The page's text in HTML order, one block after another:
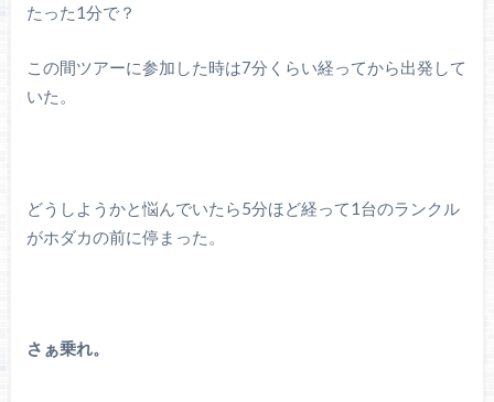
たった1分で？
この間ツアーに参加した時は7分くらい経ってから出発して
いた。
どうしようかと悩んでいたら5分ほど経って1台のランクル
がホダカの前に停まった。
さぁ乗れ。